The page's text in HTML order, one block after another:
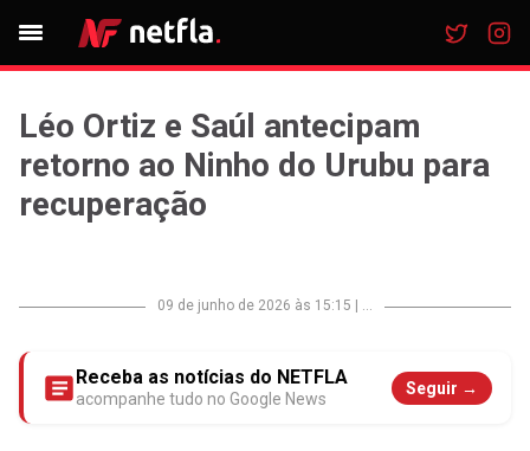
Léo Ortiz e Saúl antecipam
retorno ao Ninho do Urubu para
recuperação
09 de junho de 2026 às 15:15 ...
Receba as notícias do NETFLA
acompanhe tudo no Google News
Seguir →